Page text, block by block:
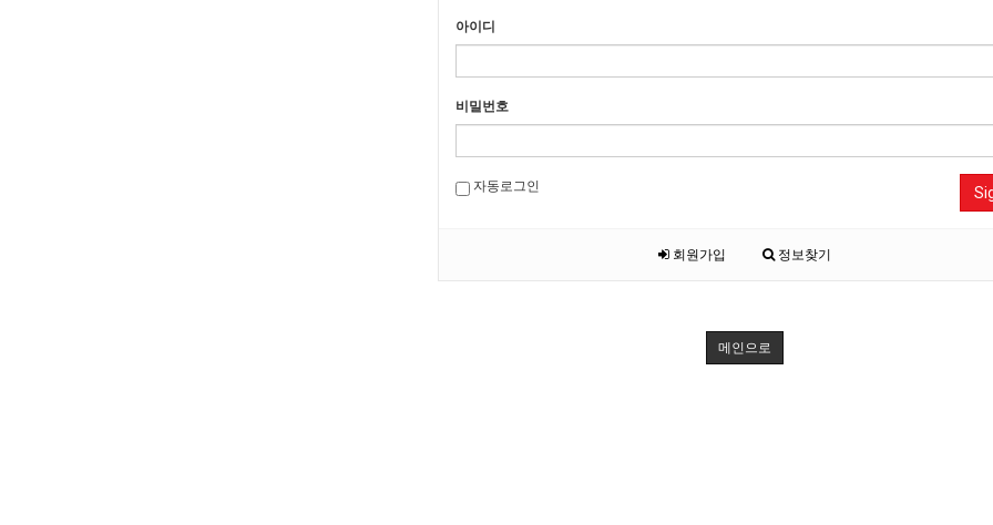
아이디
비밀번호
자동로그인
회원가입 정보찾기
메인으로